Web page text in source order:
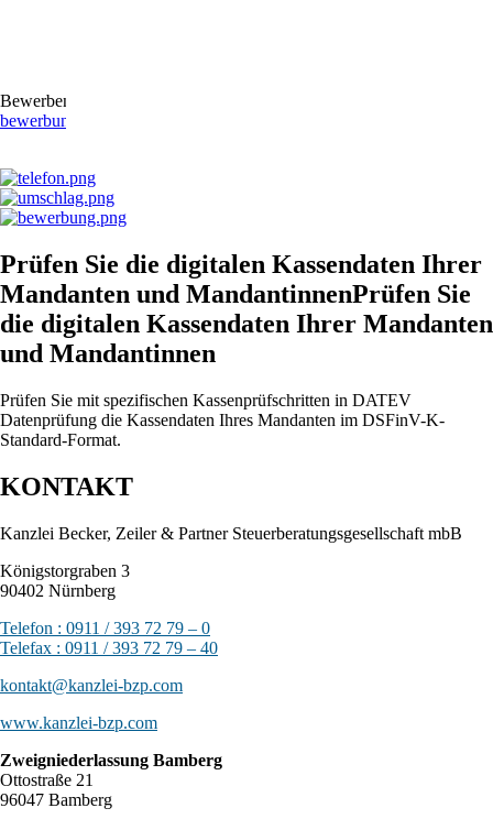
Bewerben Sie sich online oder per E-Mail
bewerbung@stb-becker-zeiler.de
Prüfen Sie die digitalen Kassendaten Ihrer
Mandanten und MandantinnenPrüfen Sie
die digitalen Kassendaten Ihrer Mandanten
und Mandantinnen
Prüfen Sie mit spezifischen Kassenprüfschritten in DATEV
Datenprüfung die Kassendaten Ihres Mandanten im DSFinV-K-
Standard-Format.
KONTAKT
Kanzlei Becker, Zeiler & Partner Steuerberatungsgesellschaft mbB
Königstorgraben 3
90402 Nürnberg
Telefon : 0911 / 393 72 79 – 0
Telefax : 0911 / 393 72 79 – 40
kontakt@kanzlei-bzp.com
www.kanzlei-bzp.com
Zweigniederlassung Bamberg
Ottostraße 21
96047 Bamberg